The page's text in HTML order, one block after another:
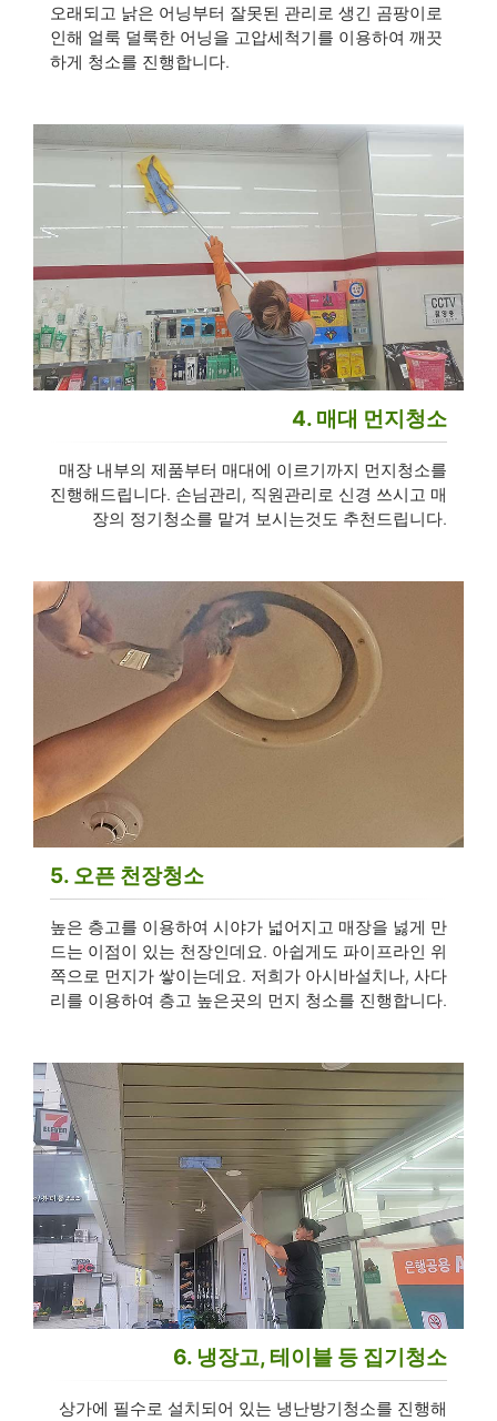
오래되고 낡은 어닝부터 잘못된 관리로 생긴 곰팡이로
인해 얼룩 덜룩한 어닝을 고압세척기를 이용하여 깨끗
하게 청소를 진행합니다.
4. 매대 먼지청소
매장 내부의 제품부터 매대에 이르기까지 먼지청소를
진행해드립니다. 손님관리, 직원관리로 신경 쓰시고 매
장의 정기청소를 맡겨 보시는것도 추천드립니다.
5. 오픈 천장청소
높은 층고를 이용하여 시야가 넓어지고 매장을 넗게 만
드는 이점이 있는 천장인데요. 아쉽게도 파이프라인 위
쪽으로 먼지가 쌓이는데요. 저희가 아시바설치나, 사다
리를 이용하여 층고 높은곳의 먼지 청소를 진행합니다.
6. 냉장고, 테이블 등 집기청소
상가에 필수로 설치되어 있는 냉난방기청소를 진행해